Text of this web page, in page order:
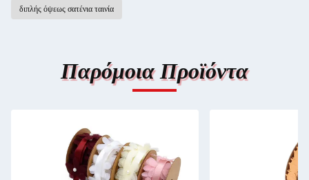
διπλής όψεως σατένια ταινία
Παρόμοια Προϊόντα